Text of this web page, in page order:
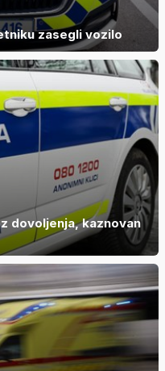
zasegli vozilo
dovoljenja, kaznovan